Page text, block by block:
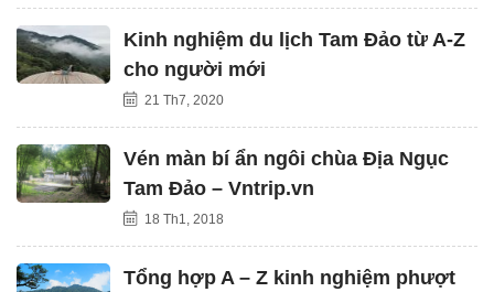
Kinh nghiệm du lịch Tam Đảo từ A-Z
cho người mới
21 Th7, 2020
Vén màn bí ẩn ngôi chùa Địa Ngục
Tam Đảo – Vntrip.vn
18 Th1, 2018
Tổng hợp A – Z kinh nghiệm phượt